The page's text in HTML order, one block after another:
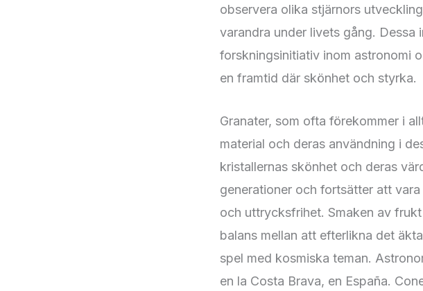
observera olika stjärnors
varandra under livets gång. Dessa
forskningsinitiativ inom astronomi
en framtid där skönhet och styrka.
Granater, som ofta förekommer i
material och deras användning i
kristallernas skönhet och deras
generationer och fortsätter att
och uttrycksfrihet. Smaken av
balans mellan att efterlikna det äkta
spel med kosmiska teman.
en la Costa Brava, en España.